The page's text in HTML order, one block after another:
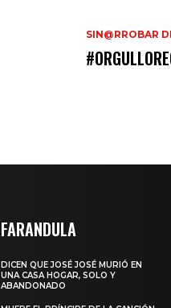
SIN@RROBAR
FARANDULA
DICEN QUE JOSÉ JOSÉ MURIÓ EN
UNA CASA HOGAR, SOLO Y
ABANDONADO